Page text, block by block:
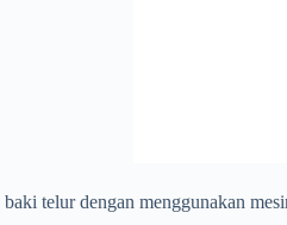
telur dengan menggunakan